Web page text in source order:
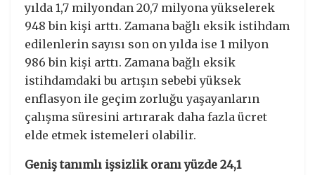
yılda 1,7 milyondan 20,7 milyona yükselerek
948 bin kişi arttı. Zamana bağlı eksik istihdam
edilenlerin sayısı son on yılda ise 1 milyon
986 bin kişi arttı. Zamana bağlı eksik
istihdamdaki bu artışın sebebi yüksek
enflasyon ile geçim zorluğu yaşayanların
çalışma süresini artırarak daha fazla ücret
elde etmek istemeleri olabilir.
Geniş tanımlı işsizlik oranı yüzde 24,1